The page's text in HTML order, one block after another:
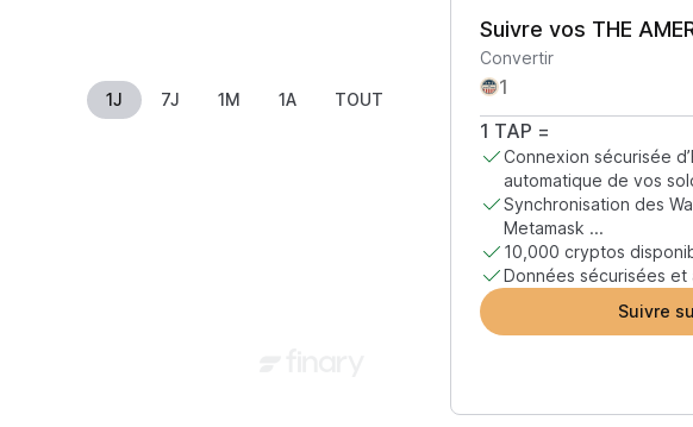
1J 7J 1M 1A TOUT
Suivre vos THE
Convertir
1 TAP =
Connexion sécurisée
automatique de vos
Synchronisation des
Metamask ...
10,000 cryptos
Données sécurisées
Suivre